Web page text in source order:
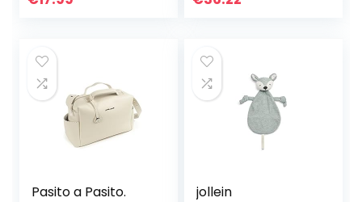
Pasito a Pasito.
jollein